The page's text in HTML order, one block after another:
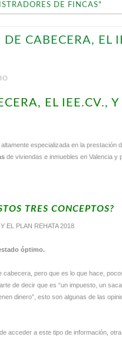
DE FINCAS"
DE CABECERA, EL
EL IEE.CV.,
especializada en la prestación
de viviendas e inmuebles en Valencia y
TRES CONCEPTOS?
EL PLAN REHATA 2018
óptimo.
cabecera, pero que es lo que hace,
de decir que es “un impuesto, un
dinero”, esto son algunas de las
acceder a este tipo de información,